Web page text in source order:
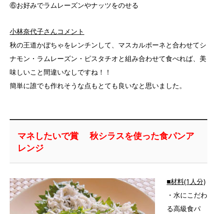
⑥お好みでラムレーズンやナッツをのせる
小林奈代子さんコメント
秋の王道かぼちゃをレンチンして、マスカルポーネと合わせてシ
ナモン・ラムレーズン・ピスタチオと組み合わせて食べれば、美
味しいこと間違いなしですね！！
簡単に誰でも作れそうな点もとても良いなと思いました。
マネしたいで賞 秋シラスを使った食パンア
レンジ
■材料(1人分)
・水にこだわ
る高級食パ